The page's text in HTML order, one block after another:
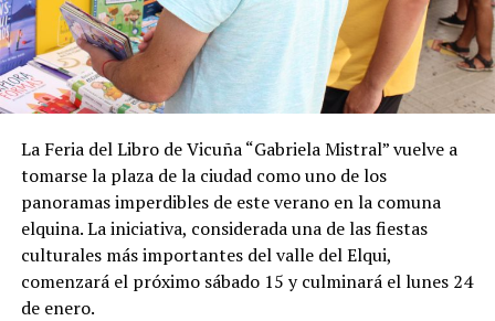
La Feria del Libro de Vicuña “Gabriela Mistral” vuelve a
tomarse la plaza de la ciudad como uno de los
panoramas imperdibles de este verano en la comuna
elquina. La iniciativa, considerada una de las fiestas
culturales más importantes del valle del Elqui,
comenzará el próximo sábado 15 y culminará el lunes 24
de enero.